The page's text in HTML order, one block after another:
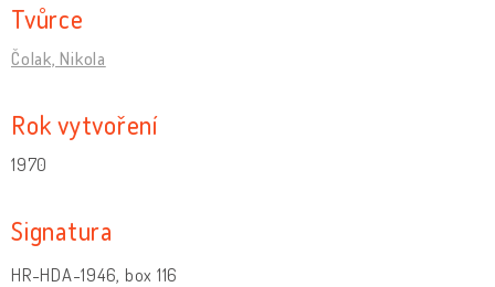
Tvůrce
Čolak, Nikola
Rok vytvoření
1970
Signatura
HR-HDA-1946, box 116